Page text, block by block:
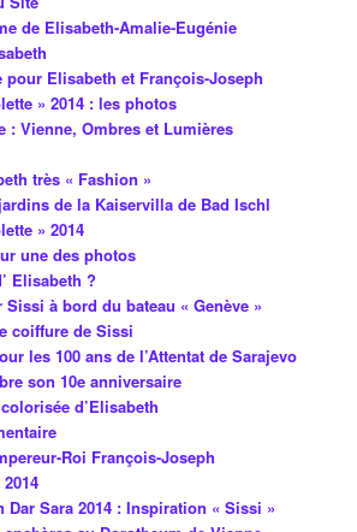
de Elisabeth-Amalie-Eugénie
pour Elisabeth et François-Joseph
» 2014 : les photos
: Vienne, Ombres et Lumières
très « Fashion »
de la Kaiservilla de Bad Ischl
» 2014
une des photos
Elisabeth ?
à bord du bateau « Genève »
coiffure de Sissi
les 100 ans de l’Attentat de Sarajevo
son 10e anniversaire
d’Elisabeth
Roi François-Joseph
Sara 2014 : Inspiration « Sissi »